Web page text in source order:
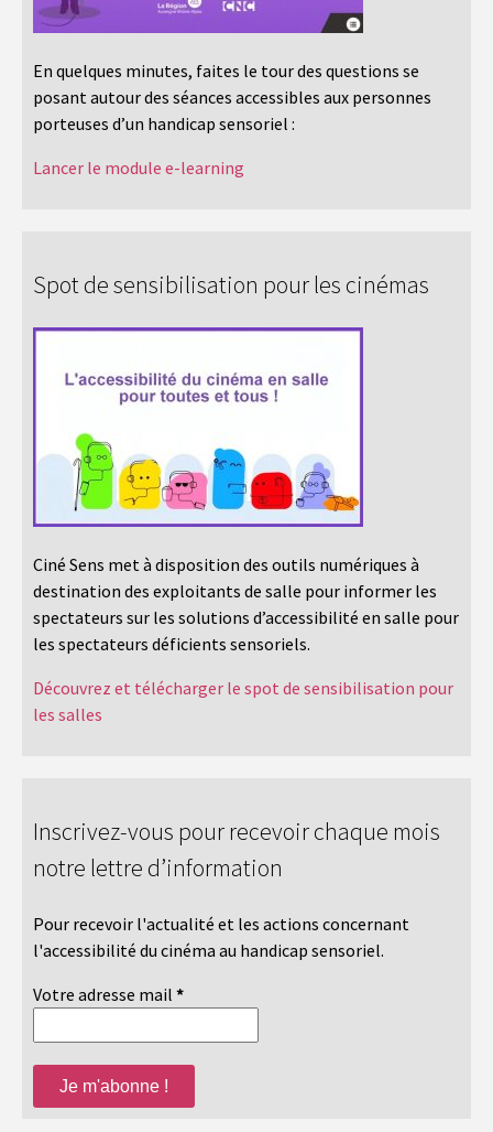
En quelques minutes, faites le tour des questions se
posant autour des séances accessibles aux personnes
porteuses d’un handicap sensoriel :
Lancer le module e-learning
Spot de sensibilisation pour les cinémas
Ciné Sens met à disposition des outils numériques à
destination des exploitants de salle pour informer les
spectateurs sur les solutions d’accessibilité en salle pour
les spectateurs déficients sensoriels.
Découvrez et télécharger le spot de sensibilisation pour
les salles
Inscrivez-vous pour recevoir chaque mois
notre lettre d’information
Pour recevoir l'actualité et les actions concernant
l'accessibilité du cinéma au handicap sensoriel.
Votre adresse mail *